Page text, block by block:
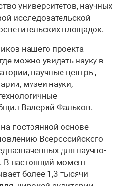
университетов, научных
исследовательской
площадок.
нашего проекта
можно увидеть науку в
научные центры,
музеи науки,
Валерий Фальков.
постоянной основе
Всероссийского
для научно-
В настоящий момент
более 1,3 тысячи